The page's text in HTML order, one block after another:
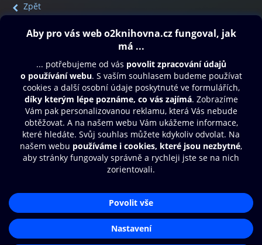
Zpět
Obsah ke stažení
Moje O2 Knihovna
Další zábava
© O2 Czech Republic a.s.
Přístupnost
Zásady zpracování osobních údajůAplikace O2 Knihovna
Čti a poslouchej své e-knihy a
audioknihy rychleji a pohodlněji.